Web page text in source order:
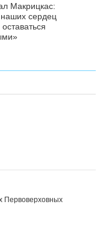
Макрицкас:
сердец
Первоверховных